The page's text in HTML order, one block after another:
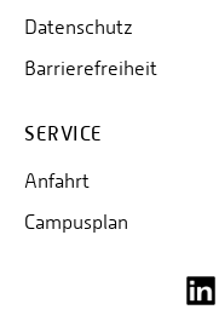
Datenschutz
Barrierefreiheit
SERVICE
Anfahrt
Campusplan